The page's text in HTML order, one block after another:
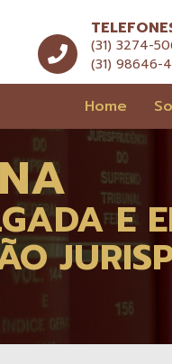
(31) 3274-
(31) 98646-
Home
E